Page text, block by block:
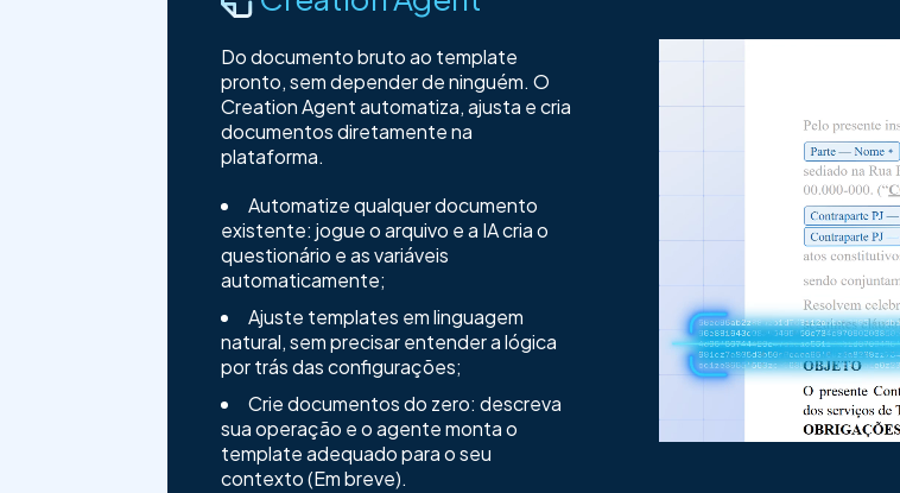
Do documento bruto ao template
pronto, sem depender de ninguém. O
Creation Agent automatiza, ajusta e cria
documentos diretamente na
plataforma.
Automatize qualquer documento
existente: jogue o arquivo e a IA cria o
questionário e as variáveis
automaticamente;
Ajuste templates em linguagem
natural, sem precisar entender a lógica
por trás das configurações;
Crie documentos do zero: descreva
sua operação e o agente monta o
template adequado para o seu
contexto (Em breve).